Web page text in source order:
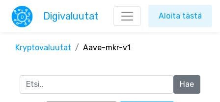
Digivaluutat Aloita tästä
Kryptovaluutat Aave-mkr-v1